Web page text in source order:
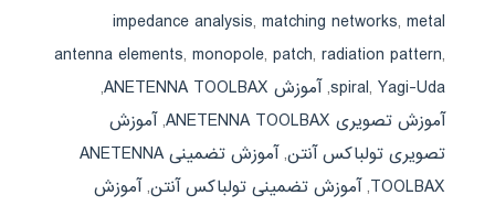
impedance analysis,matching networks,metal
antenna elements,monopole,patch,radiation pattern,
spiral,Yagi-Uda
,آموزش ANETENNA TOOLBAX
,
آموزش تصویری ANETENNA TOOLBAX
,آموزش
تصویری تولباکس آنتن,
آموزش تضمینی ANETENNA
TOOLBAX
,آموزش تضمینی تولباکس آنتن,آموزش